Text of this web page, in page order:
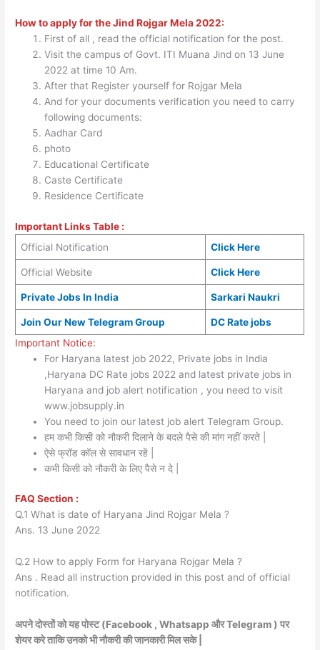
How to apply for the Jind Rojgar Mela 2022:
First of all , read the official notification for the post.
Visit the campus of Govt. ITI Muana Jind on 13 June
2022 at time 10 Am.
After that Register yourself for Rojgar Mela
And for your documents verification you need to carry
following documents:
Aadhar Card
photo
Educational Certificate
Caste Certificate
Residence Certificate
Important Links Table :
Official Notification
Click Here
Official Website Click Here
Private Jobs In India Sarkari Naukri
Join Our New Telegram Group
DC Rate jobs
Important Notice:
For Haryana latest job 2022, Private jobs in India
,Haryana DC Rate jobs 2022 and latest private jobs in
Haryana and job alert notification , you need to visit
www.jobsupply.in
You need to join our latest job alert Telegram Group.
हम कभी किसी को नौकरी दिलाने के बदले पैसे की मांग नहीं करते |
ऐसे फ्रॉड कॉल से सावधान रहें |
कभी किसी को नौकरी के लिए पैसे न दे |
FAQ Section :
Q.1 What is date of Haryana Jind Rojgar Mela ?
Ans. 13 June 2022
Q.2 How to apply Form for Haryana Rojgar Mela ?
Ans . Read all instruction provided in this post and of official
notification.
अपने दोस्तों को यह पोस्ट (Facebook , Whatsapp और Telegram ) पर
शेयर करे ताकि उनको भी नौकरी की जानकारी मिल सके |